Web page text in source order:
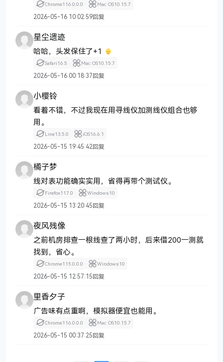
Chrome116.0.0.0 Mac OS10.15.7
2026-05-16 10:02:59回复
星尘遗迹
哈哈，头发保住了+1
Safari16.5 Mac OS10.15.7
2026-05-16 00:18:37回复
小樱铃
看着不错，不过我现在用寻线仪加测线仪组合也够
用。
Line13.5.0 iOS16.6.1
2026-05-15 19:45:42回复
橘子梦
线对表功能确实实用，省得再带个测试仪。
Firefox117.0 Windows10
2026-05-15 13:20:45回复
夜风残像
之前机房排查一根线查了两小时，后来借200一测就
找到，省心。
Chrome115.0.0.0 Windows10
2026-05-15 12:57:15回复
里香夕子
广告味有点重啊，模拟器便宜也能用。
Chrome116.0.0.0 Mac OS10.15.7
2026-05-15 00:37:25回复